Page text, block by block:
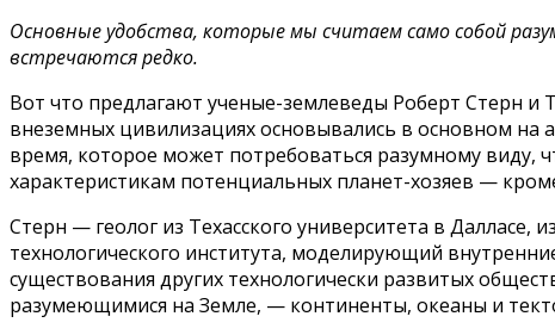
Основные удобства, которые мы считаем само собой
встречаются редко.
Вот что предлагают ученые-землеведы Роберт Стерн и
внеземных цивилизациях основывались в основном на
время, которое может потребоваться разумному виду,
характеристикам потенциальных планет-хозяев —
Стерн — геолог из Техасского университета в
технологического института, моделирующий
существования других технологически развитых
разумеющимися на Земле, — континенты, океаны и